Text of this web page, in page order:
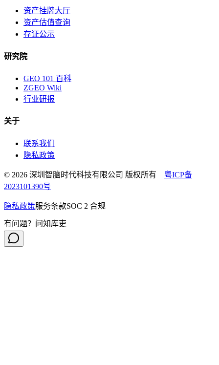
资产挂牌大厅
资产估值查询
存证公示
研究院
GEO 101 百科
ZGEO Wiki
行业研报
关于
联系我们
隐私政策
© 2026 深圳智脑时代科技有限公司 版权所有 粤ICP备
2023101390号
隐私政策服务条款SOC 2 合规
有问题？问知库吏